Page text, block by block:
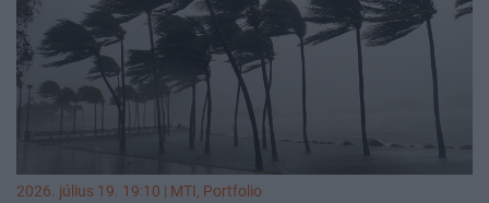
2026. július 19. 19:10 | MTI, Portfolio